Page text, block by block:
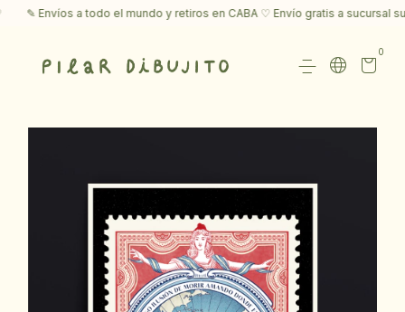
✎ Envíos a todo el mundo y retiros en CABA ♡ Envío gratis a sucursal
0